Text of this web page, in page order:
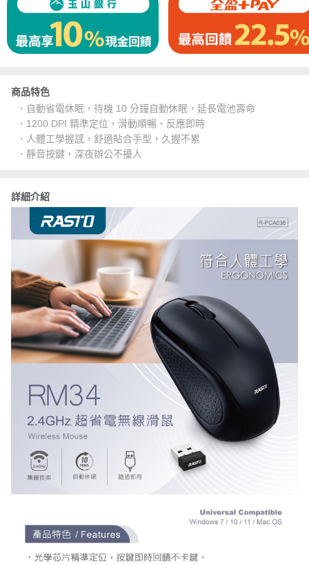
商品特色
．自動省電休眠，待機 10 分鐘自動休眠，延長電池壽命
．1200 DPI 精準定位，滑動順暢、反應即時
．人體工學握感，舒適貼合手型，久握不累
．靜音按鍵，深夜辦公不擾人
詳細介紹